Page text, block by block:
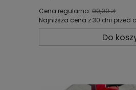
Cena regularna: 99,00 zł
Najniższa cena z 30 dni przed
Do